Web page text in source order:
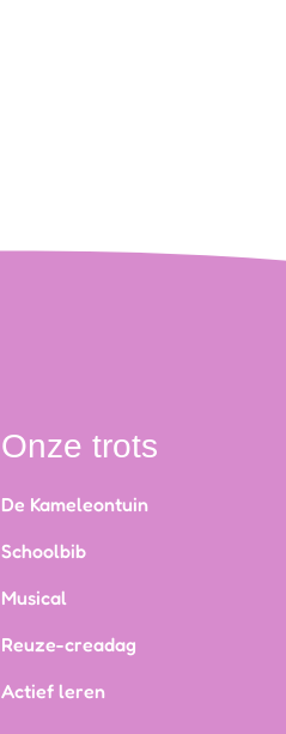
Onze trots
De Kameleontuin
Schoolbib
Musical
Reuze-creadag
Actief leren